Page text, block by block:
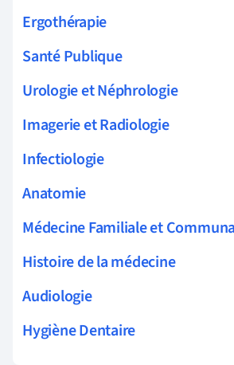
Ergothérapie
Santé Publique
Urologie et Néphrologie
Imagerie et Radiologie
Infectiologie
Anatomie
Médecine Familiale et
Histoire de la médecine
Audiologie
Hygiène Dentaire